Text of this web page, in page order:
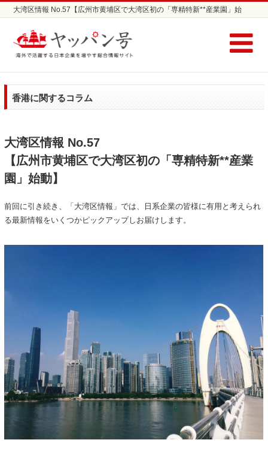
大湾区情報 No.57【広州市黄埔区で大湾区初の「専精特新**産業園」始
香港に関するコラム
大湾区情報 No.57
【広州市黄埔区で大湾区初の「専精特新**産業
園」始動】
前回に引き続き、「大湾区情報」では、日系企業の皆様に有用と考えられ
る最新情報をいくつかピックアップしお届けします。